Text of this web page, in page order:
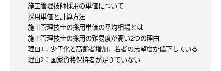
施工管理技師採用の単価について
採用単価と計算方法
施工管理技士の採用単価の平均相場とは
施工管理技士の採用の難易度が高い2つの理由
理由1：少子化と高齢者増加、若者の志望度が低下している
理由2：国家資格保持者が足りていない